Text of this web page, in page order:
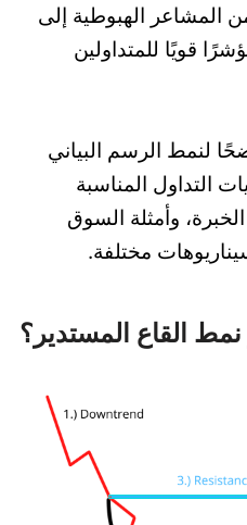
المشاعر الهبوطية إلى
قويًا للمتداولين
لنمط الرسم البياني
التداول المناسبة
وأمثلة السوق
مختلفة.
القاع المستدير؟